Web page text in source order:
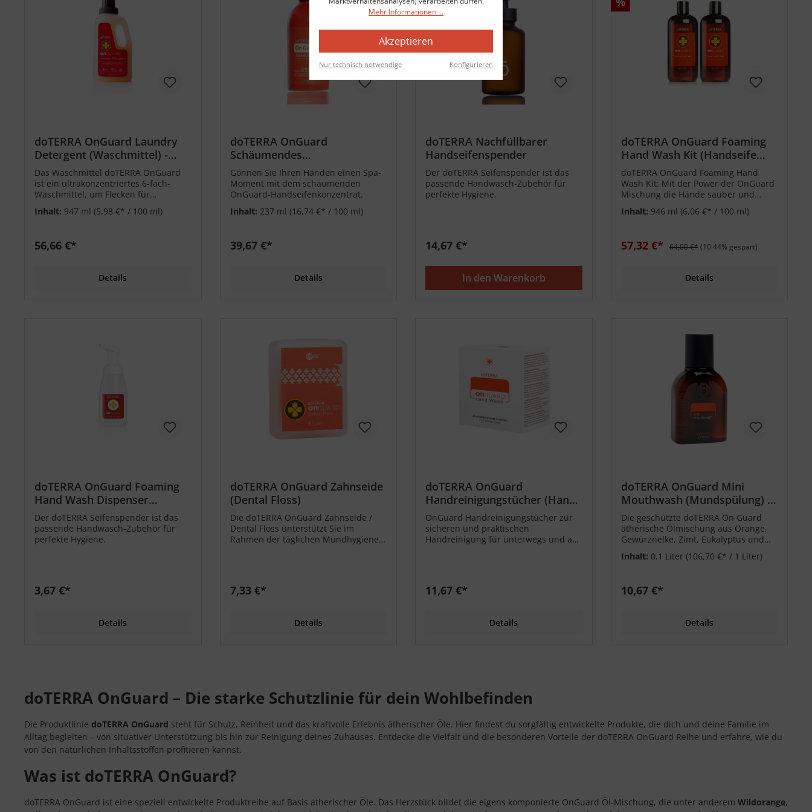
doTERRA OnGuard Laundry
Detergent (Waschmittel) -
947ml
Das Waschmittel doTERRA OnGuard
ist ein ultrakonzentriertes 6-fach-
Waschmittel, um Flecken für
erstaunlich saubere Kleidung zu
entfernen.
Inhalt: 947 ml (5,98 €* / 100 ml)
56,66 €*
Details
doTERRA OnGuard
Schäumendes
Handseifenkonzentrat -
237ml
Gönnen Sie Ihren Händen einen Spa-
Moment mit dem schäumenden
OnGuard-Handseifenkonzentrat.
Inhalt: 237 ml (16,74 €* / 100 ml)
39,67 €*
Details
doTERRA Nachfüllbarer
Handseifenspender
Der doTERRA Seifenspender ist das
passende Handwasch-Zubehör für
perfekte Hygiene.
14,67 €*
In den Warenkorb
doTERRA OnGuard Foaming
Hand Wash Kit (Handseife
Set) - 2x 473ml
doTERRA OnGuard Foaming Hand
Wash Kit: Mit der Power der OnGuard
Mischung die Hände sauber und
geschützt halten.
Inhalt: 946 ml (6,06 €* / 100 ml)
57,32 €* 64,00 €* (10.44% gespart)
Details
doTERRA OnGuard Foaming
Hand Wash Dispenser
(Seifenspender)
Der doTERRA Seifenspender ist das
passende Handwasch-Zubehör für
perfekte Hygiene.
3,67 €*
Details
doTERRA OnGuard Zahnseide
(Dental Floss)
Die doTERRA OnGuard Zahnseide /
Dental Floss unterstützt Sie im
Rahmen der täglichen Mundhygiene
7,33 €*
Details
doTERRA OnGuard
Handreinigungstücher (Hand
Wipes)
OnGuard Handreinigungstücher zur
sicheren und praktischen
Handreinigung für unterwegs und auf
11,67 €*
Details
doTERRA OnGuard Mini
Mouthwash (Mundspülung) -
100ml
Die geschützte doTERRA On Guard
ätherische Ölmischung aus Orange,
Gewürznelke, Zimt, Eukalyptus und
Rosmarin reinigt und beruhigt den
Mundraum.
Inhalt: 0.1 Liter (106,70 €* / 1 Liter)
10,67 €*
Details
doTERRA OnGuard – Die starke Schutzlinie für dein Wohlbefinden
Die Produktlinie doTERRA OnGuard steht für Schutz, Reinheit und das kraftvolle Erlebnis ätherischer Öle. Hier findest du sorgfältig entwickelte Produkte, die dich und deine Familie im
Alltag begleiten – von situativer Unterstützung bis hin zur Reinigung deines Zuhauses. Entdecke die Vielfalt und die besonderen Vorteile der doTERRA OnGuard Reihe und erfahre, wie du
von den natürlichen Inhaltsstoffen profitieren kannst.
Was ist doTERRA OnGuard?
doTERRA OnGuard ist eine speziell entwickelte Produktreihe auf Basis ätherischer Öle. Das Herzstück bildet die eigens komponierte OnGuard Öl-Mischung, die unter anderem Wildorange,
Mehr Informationen ...
Akzeptieren
Nur technisch notwendige Konfigurieren